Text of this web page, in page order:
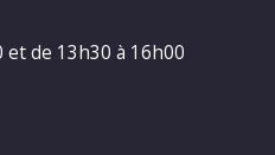
de 13h30 à 16h00